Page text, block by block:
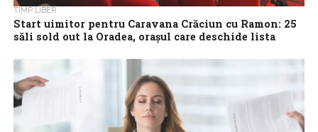
TIMP LIBER
Start uimitor pentru Caravana Crăciun cu Ramon: 25
săli sold out la Oradea, orașul care deschide lista
Prima proiecție cu public a filmului Crăciun cu Ramon, care îl are în
rol principal pe actorul Pavel Bartoș, în regia lui Jesús del
Cerro,...